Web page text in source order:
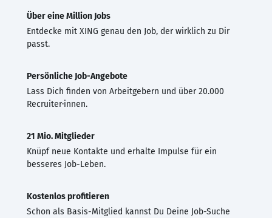
Über eine Million Jobs
Entdecke mit XING genau den Job, der wirklich zu Dir
passt.
Persönliche Job-Angebote
Lass Dich finden von Arbeitgebern und über 20.000
Recruiter·innen.
21 Mio. Mitglieder
Knüpf neue Kontakte und erhalte Impulse für ein
besseres Job-Leben.
Kostenlos profitieren
Schon als Basis-Mitglied kannst Du Deine Job-Suche